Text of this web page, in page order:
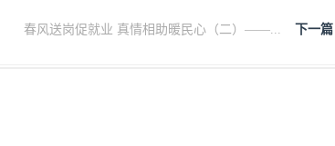
下一篇
春风送岗促就业 真情相助暖民心（二）——...